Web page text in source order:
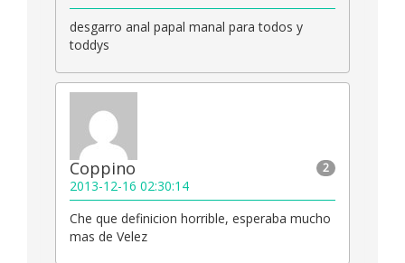
desgarro anal papal manal para todos y
toddys
2
Coppino
2013-12-16 02:30:14
Che que definicion horrible, esperaba mucho
mas de Velez